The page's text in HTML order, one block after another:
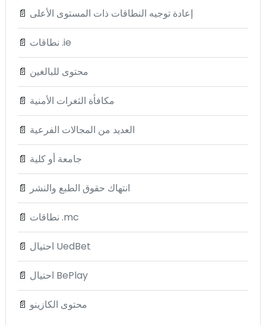
📄 إعادة توجيه النطاقات ذات المستوى الأعلى
📄 نطاقات .ie
📄 محتوى للبالغين
📄 مكافأة الثغرات الأمنية
📄 العديد من المجالات الفرعية
📄 جامعة أو كلية
📄 انتهاك حقوق الطبع والنشر
📄 نطاقات .mc
📄 احتيال UedBet
📄 احتيال BePlay
📄 محتوى الكازينو